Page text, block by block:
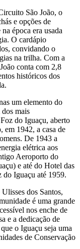
São João, o
e opções de
época era usada
O cardápio
convidando o
na trilha. Com a
conta com 2,8
históricos dos
um elemento do
mais
do Iguaçu, aberto
em 1942, a casa de
De 1943 a
elétrica aos
Aeroporto do
e até do Hotel das
do Iguaçu até 1959.
dos Santos,
é uma grande
nos enche de
e a dedicação de
o Iguaçu seja uma
de Conservação